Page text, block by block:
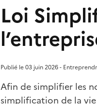
Loi
Publié le 03 juin 2026 -
Afin de simplifier les
simplification de la